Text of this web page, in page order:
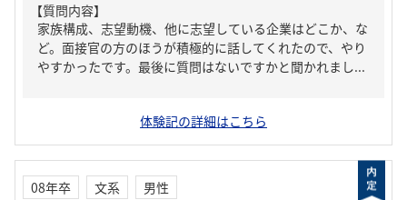
【質問内容】
家族構成、志望動機、他に志望している企業はどこか、な
ど。面接官の方のほうが積極的に話してくれたので、やり
やすかったです。最後に質問はないですかと聞かれまし...
体験記の詳細はこちら
08年卒 文系
男性